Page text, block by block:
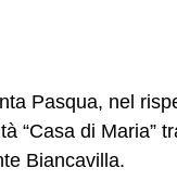
Pasqua, nel
“Casa di Maria”
Biancavilla.